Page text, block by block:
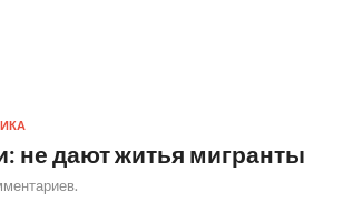
не дают житья мигранты